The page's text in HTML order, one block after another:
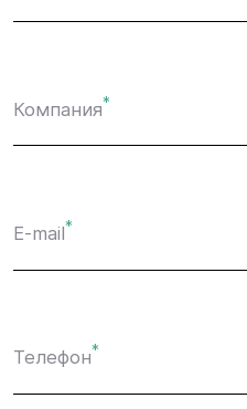
Компания*
E-mail*
Телефон*